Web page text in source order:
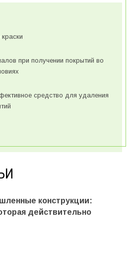
при получении покрытий во
средство для удаления
конструкции:
действительно